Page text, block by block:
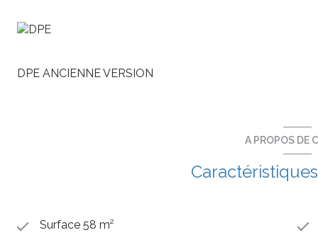
Il est composé d'un séjour avec cuisine, de deux
séparé.
Informations et disponibilités au 06 98 80 86 74.
DPE ANCIENNE VERSION
A PROPOS DE
Surface 58 m²